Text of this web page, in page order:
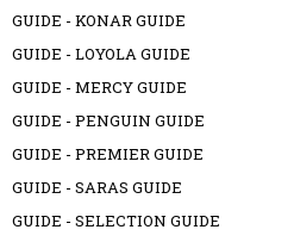
GUIDE - KONAR GUIDE
GUIDE - LOYOLA GUIDE
GUIDE - MERCY GUIDE
GUIDE - PENGUIN GUIDE
GUIDE - PREMIER GUIDE
GUIDE - SARAS GUIDE
GUIDE - SELECTION GUIDE